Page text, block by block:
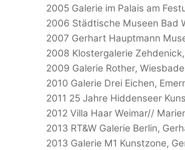
2005 Galerie im Palais am
2006 Städtische Museen Bad
2007 Gerhart Hauptmann
2008 Klostergalerie
2009 Galerie Rother,
2010 Galerie Drei Eichen,
2011 25 Jahre Hiddenseer
2012 Villa Haar Weimar//
2013 RT&W Galerie Berlin,
2013 Galerie M1 Kunstzone,